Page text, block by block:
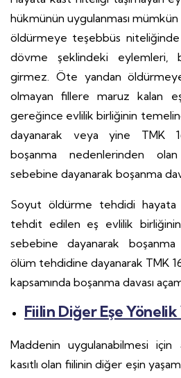
hükmünün uygulanması
öldürmeye teşebbüs
dövme şeklindeki eylemleri,
girmez. Öte yandan
olmayan fillere maruz kalan
gereğince evlilik birliğinin
dayanarak veya yine TMK
boşanma nedenlerinden
sebebine dayanarak boşanma
Soyut öldürme tehdidi hayata
tehdit edilen eş evlilik birliğinin
sebebine dayanarak boşanma
ölüm tehdidine dayanarak TMK
kapsamında boşanma davası
Fiilin Diğer Eşe Yönelik
Maddenin uygulanabilmesi
kasıtlı olan fiilinin diğer eşin